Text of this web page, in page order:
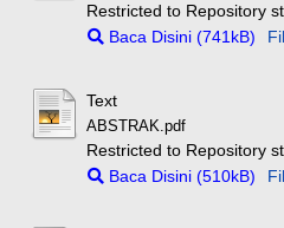
Restricted to Repository
Baca Disini (741kB)
Text
ABSTRAK.pdf
Restricted to Repository
Baca Disini (510kB)